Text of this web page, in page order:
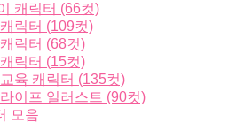
캐릭터 (66컷)
릭터 (109컷)
릭터 (68컷)
릭터 (15컷)
육 캐릭터 (135컷)
이프 일러스트 (90컷)
모음